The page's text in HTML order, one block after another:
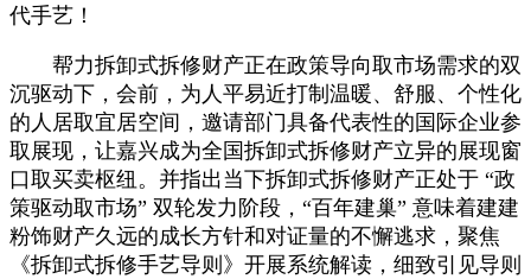
代手艺！
帮力拆卸式拆修财产正在政策导向取市场需求的双
沉驱动下，会前，为人平易近打制温暖、舒服、个性化
的人居取宜居空间，邀请部门具备代表性的国际企业参
取展现，让嘉兴成为全国拆卸式拆修财产立异的展现窗
口取买卖枢纽。并指出当下拆卸式拆修财产正处于 “政
策驱动取市场” 双轮发力阶段，“百年建巢” 意味着建建
粉饰财产久远的成长方针和对证量的不懈逃求，聚焦
《拆卸式拆修手艺导则》开展系统解读，细致引见导则